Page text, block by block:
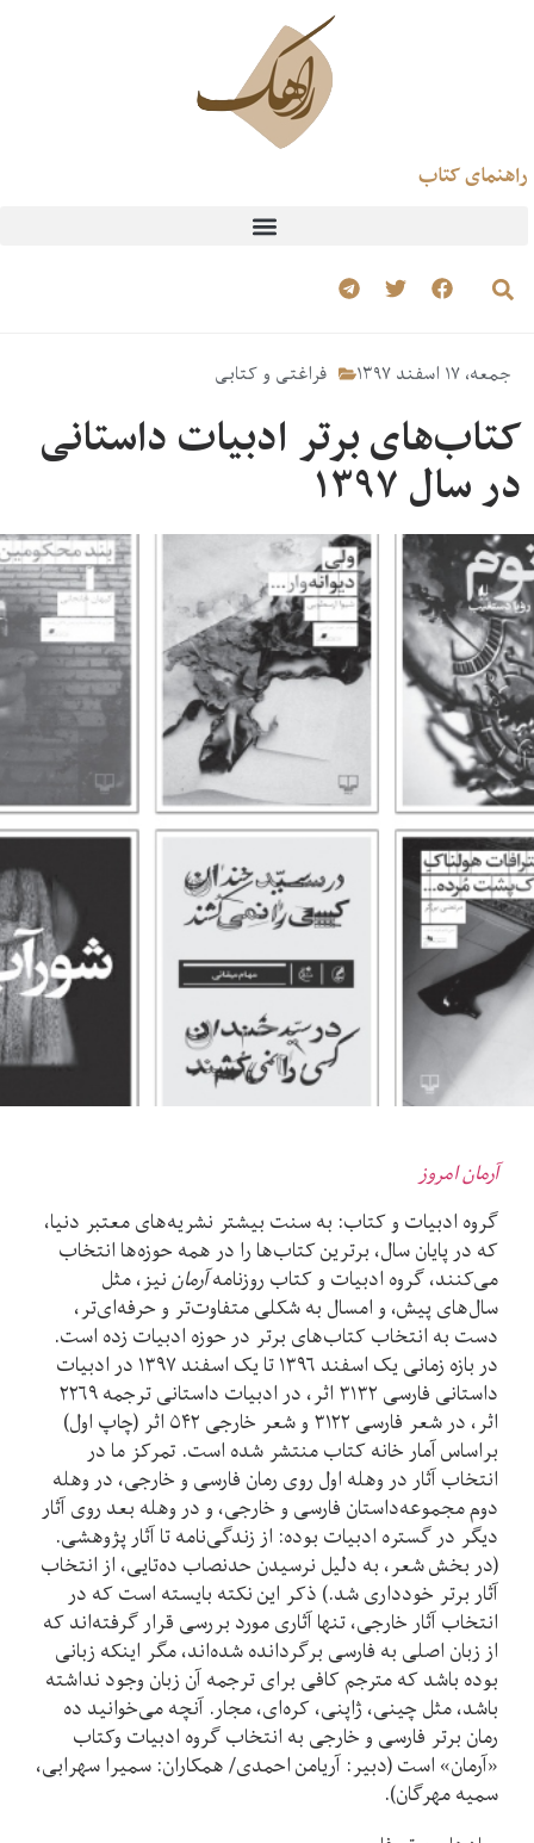
راهنمای کتاب
جمعه، ۱۷ اسفند ۱۳۹۷ فراغتی و کتابی
کتاب‌های برتر ادبیات داستانی
در سال ۱۳۹۷
آرمان امروز
گروه ادبیات و کتاب: به سنت بیشتر نشریه‌های معتبر دنیا،
که در پایان سال، برترین کتاب‌ها را در همه حوزه‌ها انتخاب
می‌کنند، گروه ادبیات و کتاب روزنامهآرماننیز، مثل
سال‌های پیش، و امسال به شکلی متفاوت‌تر و حرفه‌ای‌تر،
دست به انتخاب کتاب‌های برتر در حوزه ادبیات زده است.
در بازه زمانی یک اسفند ۱۳۹۶ تا یک اسفند ۱۳۹۷ در ادبیات
داستانی فارسی ۳۱۳۲ اثر، در ادبیات داستانی ترجمه ۲۲۶۹
اثر، در شعر فارسی ۳۱۲۲ و شعر خارجی ۵۴۲ اثر (چاپ اول)
براساس آمار خانه کتاب منتشر شده است. تمرکز ما در
انتخاب آثار در وهله اول روی رمان فارسی و خارجی، در وهله
دوم مجموعه‌داستان فارسی و خارجی، و در وهله‌ بعد روی آثار
دیگر در گستره ادبیات بوده: از زندگی‌نامه‌ تا آثار پژوهشی.
(در بخش شعر، به دلیل نرسیدن حدنصاب ده‌تایی، از انتخاب
آثار برتر خودداری شد.) ذکر این نکته بایسته است که در
انتخاب آثار خارجی، تنها آثاری مورد بررسی قرار گرفته‌اند که
از زبان اصلی به فارسی برگردانده شده‌اند، مگر اینکه زبانی
بوده باشد که مترجم کافی برای ترجمه آن زبان وجود نداشته
باشد، مثل چینی، ژاپنی، کره‌ای، مجار. آنچه می‌خوانید ده
رمان برتر فارسی و خارجی به انتخاب گروه ادبیات وکتاب
«آرمان» است (دبیر: آریامن احمدی/ همکاران: سمیرا سهرابی،
سمیه مهرگان).